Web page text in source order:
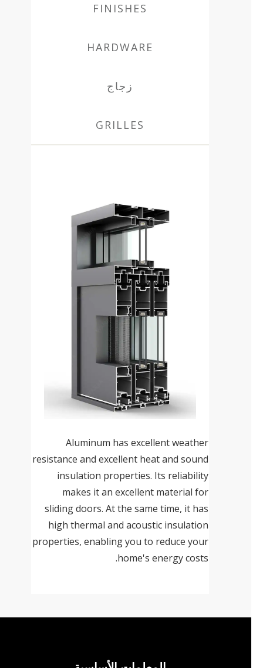
FINISHES
HARDWARE
زجاج
GRILLES
Aluminum has excellent weather
resistance and excellent heat and sound
insulation properties. Its reliability
makes it an excellent material for
sliding doors. At the same time, it has
high thermal and acoustic insulation
properties, enabling you to reduce your
home's energy costs.